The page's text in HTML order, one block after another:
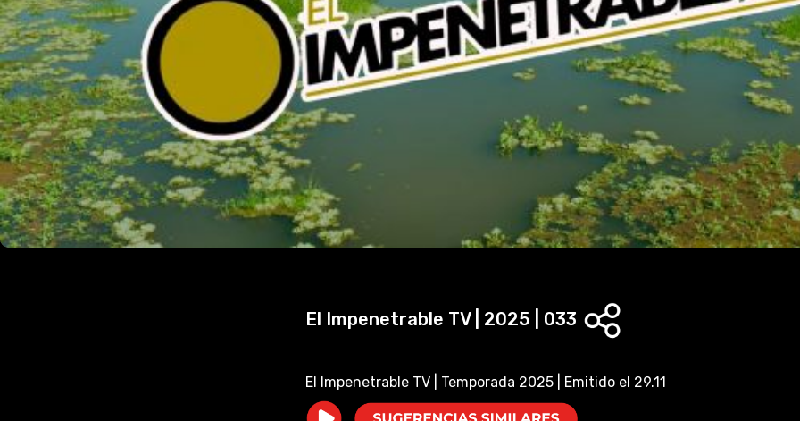
l
a
V
d
o
El Impenetrable TV | 2025 | 033
El Impenetrable TV | Temporada 2025 | Emitido el 29.11